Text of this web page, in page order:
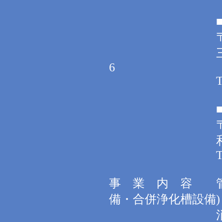
■井田
〒519-
三重県南牟
6
TEL
■請川
〒647-
和歌山県田
TEL
事 業 内 容 管工
備・合併浄化槽設備)
消防